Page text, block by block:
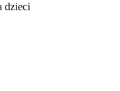
dzieci